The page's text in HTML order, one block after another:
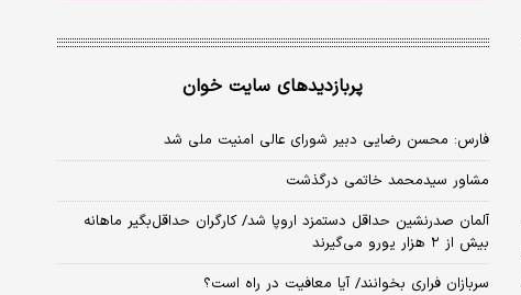
پربازدیدهای سایت خوان
فارس: محسن رضایی دبیر شورای عالی امنیت ملی شد
مشاور سیدمحمد خاتمی درگذشت
آلمان صدرنشین حداقل دستمزد اروپا شد/ کارگران حداقل‌بگیر ماهانه
بیش از ۲ هزار یورو می‌گیرند
سربازان فراری بخوانند/ آیا معافیت در راه است؟